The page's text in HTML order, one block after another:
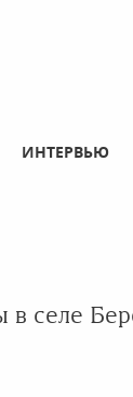
ИНТЕРВЬЮ
в селе